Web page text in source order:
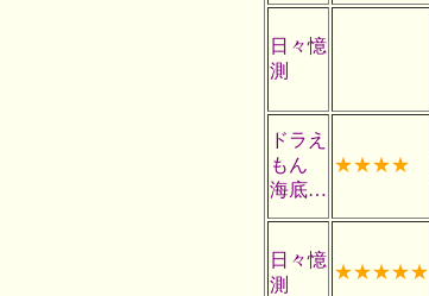
日々憶
測
ドラえ
もん
海底…
★★★★
日々憶
測
★★★★★